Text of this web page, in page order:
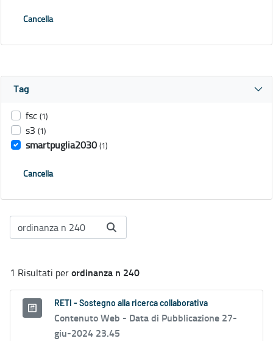
Cancella
Tag
fsc (1)
s3 (1)
smartpuglia2030 (1)
Cancella
1 Risultati perordinanza n 240
RETI - Sostegno alla ricerca collaborativa
Contenuto Web - Data di Pubblicazione 27-
giu-2024 23.45